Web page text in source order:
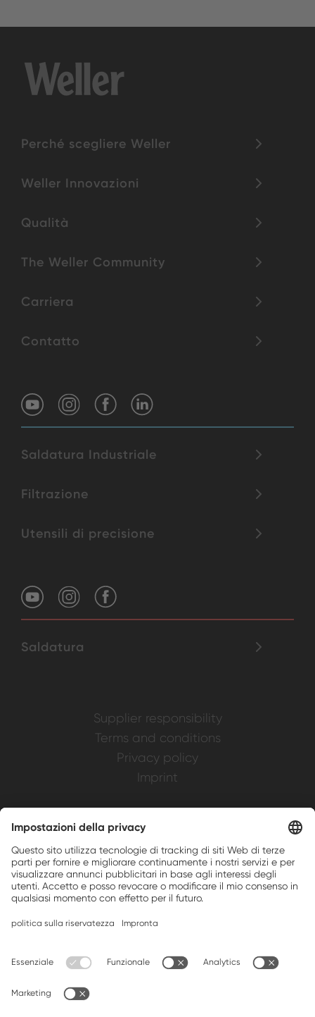
Perché scegliere Weller
Weller Innovazioni
Qualità
The Weller Community
Carriera
Contatto
Saldatura Industriale
Filtrazione
Utensili di precisione
Saldatura
Supplier responsibility
Terms and conditions
Privacy policy
Imprint
Brands, Inc.
Companion brands: